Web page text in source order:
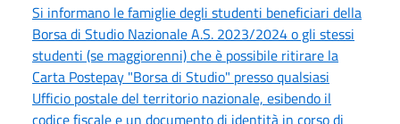
Si informano le famiglie degli studenti beneficiari della
Borsa di Studio Nazionale A.S. 2023/2024 o gli stessi
studenti (se maggiorenni) che è possibile ritirare la
Carta Postepay "Borsa di Studio" presso qualsiasi
Ufficio postale del territorio nazionale, esibendo il
codice fiscale e un documento di identità in corso di